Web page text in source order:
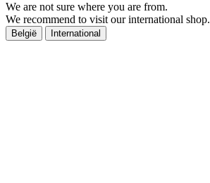
We are not sure where you are from.
We recommend to visit our international shop.
België International